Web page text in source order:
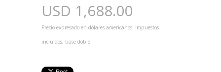
USD 1,688.00
Precio expresado en dólares americanos. Impuestos
incluidos, base doble